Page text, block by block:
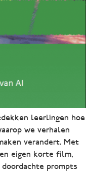
leerlingen hoe
we verhalen
verandert. Met
eigen korte film,
prompts